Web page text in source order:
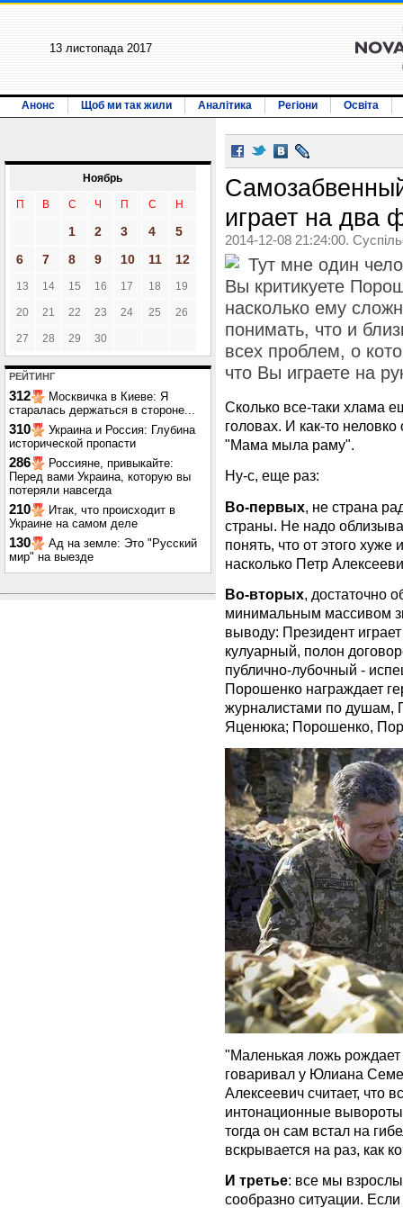
13 листопада 2017
Анонс Щоб ми так жили Аналітика Регіони Освіта
Ноябрь
П В С Ч П С Н
1 2 3 4
5
6
7 8 9 10 11 12
13 14 15 16 17 18 19
20 21 22 23 24 25 26
27 28 29 30
РЕЙТИНГ
312
Москвичка в Киеве: Я
старалась держаться в стороне...
310
Украина и Россия: Глубина
исторической пропасти
286
Россияне, привыкайте:
Перед вами Украина, которую вы
потеряли навсегда
210
Итак, что происходит в
Украине на самом деле
130
Ад на земле: Это "Русский
мир" на выезде
играет на два
2014-12-08 21:24:00.
Тут мне один
Вы критикуете
насколько ему
понимать, что и
всех проблем, о
что Вы играете на
Сколько все-таки хлама
головах. И как-то
"Мама мыла раму".
Ну-с, еще раз:
Во-первых, не страна
страны. Не надо
понять, что от этого
насколько Петр
Во-вторых, достаточно
минимальным массивом
выводу: Президент
кулуарный, полон
публично-лубочный -
Порошенко награждает
журналистами по душам,
Яценюка; Порошенко,
"Маленькая ложь
говаривал у Юлиана
Алексеевич считает, что
интонационные
тогда он сам встал на
вскрывается на раз, как
И третье: все мы
сообразно ситуации.